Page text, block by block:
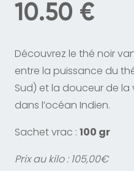
10.50 €
Découvrez le thé noir
entre la puissance du
Sud) et la douceur de la
dans l’océan Indien.
Sachet vrac : 100 gr
Prix au kilo : 105,00€